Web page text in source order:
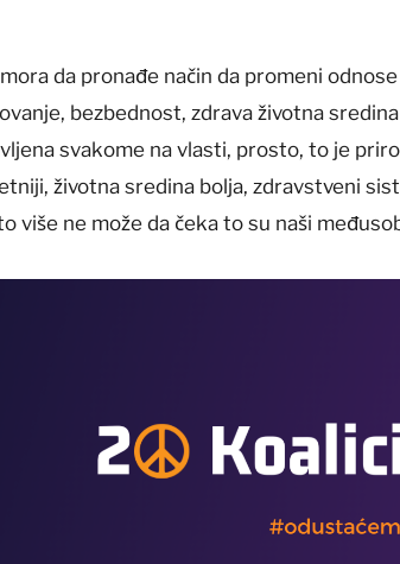
da pronađe način da promeni
bezbednost, zdrava životna
svakome na vlasti, prosto, to je
životna sredina bolja, zdravstveni
više ne može da čeka to su naši